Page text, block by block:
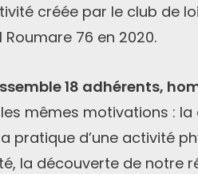
créée par le club de
Roumare 76 en 2020.
18 adhérents,
mêmes motivations :
pratique d’une activité
la découverte de notre